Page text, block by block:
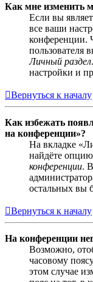
Как мне изменить
Если вы
все ваши
конференции.
пользователя
Личный раздел
настройки и
Вернуться к началу
Как избежать
на конференции»?
На вкладке
найдёте опцию
конференции.
остальных вы
Вернуться к началу
На конференции
Возможно,
часовому
этом случае